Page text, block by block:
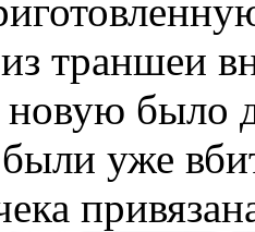
траншеи
новую
уже